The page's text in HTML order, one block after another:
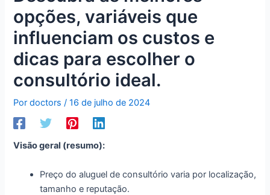
opções, variáveis que
influenciam os custos e
dicas para escolher o
consultório ideal.
Pordoctors/16 de julho de 2024
Visão geral (resumo):
Preço do aluguel de consultório varia por localização,
tamanho e reputação.